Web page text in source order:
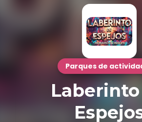
Parques de